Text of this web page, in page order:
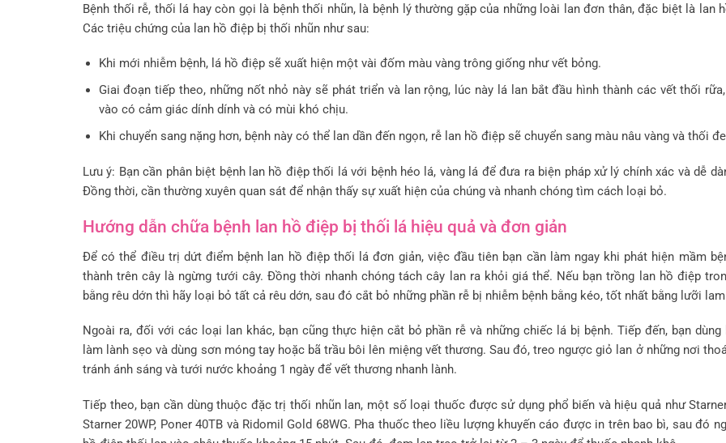
Bệnh thối rễ, thối lá hay còn gọi là bệnh thối nhũn, là bệnh lý thường gặp của những loài lan đơn thân, đặc biệt là lan
Các triệu chứng của lan hồ điệp bị thối nhũn như sau:
Khi mới nhiễm bệnh, lá hồ điệp sẽ xuất hiện một vài đốm màu vàng trông giống như vết bỏng.
Giai đoạn tiếp theo, những nốt nhỏ này sẽ phát triển và lan rộng, lúc này lá lan bắt đầu hình thành các vết thối
vào có cảm giác dính dính và có mùi khó chịu.
Khi chuyển sang nặng hơn, bệnh này có thể lan dần đến ngọn, rễ lan hồ điệp sẽ chuyển sang màu nâu vàng và thối
Lưu ý: Bạn cần phân biệt bệnh lan hồ điệp thối lá với bệnh héo lá, vàng lá để đưa ra biện pháp xử lý chính xác và dễ
Đồng thời, cần thường xuyên quan sát để nhận thấy sự xuất hiện của chúng và nhanh chóng tìm cách loại bỏ.
Hướng dẫn chữa bệnh lan hồ điệp bị thối lá hiệu quả và đơn giản
Để có thể điều trị dứt điểm bệnh lan hồ điệp thối lá đơn giản, việc đầu tiên bạn cần làm ngay khi phát hiện mầm
thành trên cây là ngừng tưới cây. Đồng thời nhanh chóng tách cây lan ra khỏi giá thể. Nếu bạn trồng lan hồ điệp
bằng rêu dớn thì hãy loại bỏ tất cả rêu dớn, sau đó cắt bỏ những phần rễ bị nhiễm bệnh bằng kéo, tốt nhất bằng lưỡi
Ngoài ra, đối với các loại lan khác, bạn cũng thực hiện cắt bỏ phần rễ và những chiếc lá bị bệnh. Tiếp đến, bạn dùng
làm lành sẹo và dùng sơn móng tay hoặc bã trầu bôi lên miệng vết thương. Sau đó, treo ngược giỏ lan ở những nơi
tránh ánh sáng và tưới nước khoảng 1 ngày để vết thương nhanh lành.
Tiếp theo, bạn cần dùng thuộc đặc trị thối nhũn lan, một số loại thuốc được sử dụng phổ biến và hiệu quả như Starner
Starner 20WP, Poner 40TB và Ridomil Gold 68WG. Pha thuốc theo liều lượng khuyến cáo được in trên bao bì, sau đó